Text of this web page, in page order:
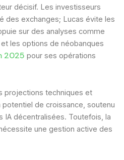
décisif. Les investisseurs
des exchanges; Lucas évite les
sur des analyses comme
et les options de néobanques
2025 pour ses opérations
projections techniques et
de croissance, soutenu
IA décentralisées. Toutefois, la
une gestion active des